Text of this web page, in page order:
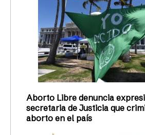
Aborto Libre denuncia
secretaria de Justicia que
aborto en el país